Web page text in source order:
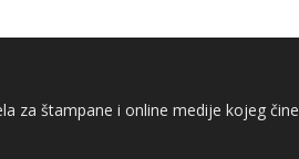
za štampane i online medije kojeg čine